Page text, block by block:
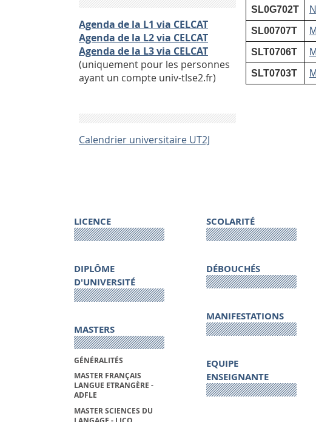
SL0G702T
SL00707T
SLT0706T
SLT0703T
Agenda de la L1 via CELCAT
Agenda de la L2 via CELCAT
Agenda de la L3 via CELCAT
(uniquement pour les personnes
ayant un compte univ-tlse2.fr)
Calendrier universitaire UT2J
LICENCE
DIPLÔME
D'UNIVERSITÉ
MASTERS
GÉNÉRALITÉS
MASTER FRANÇAIS
LANGUE ETRANGÈRE -
ADFLE
MASTER SCIENCES DU
SCOLARITÉ
DÉBOUCHÉS
MANIFESTATIONS
EQUIPE
ENSEIGNANTE